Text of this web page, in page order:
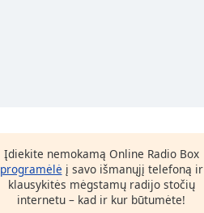
Įdiekite nemokamą Online Radio Box
programėlė į savo išmanųjį telefoną ir
klausykitės mėgstamų radijo stočių
internetu – kad ir kur būtumėte!